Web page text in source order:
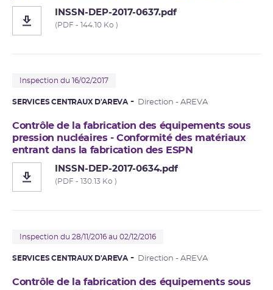
INSSN-DEP-2017-0637.pdf
(PDF - 144.10 Ko )
Inspection du 16/02/2017
SERVICES CENTRAUX D'AREVA Direction - AREVA
Contrôle de la fabrication des équipements sous
pression nucléaires - Conformité des matériaux
entrant dans la fabrication des ESPN
INSSN-DEP-2017-0634.pdf
(PDF - 130.13 Ko )
Inspection du 28/11/2016 au 02/12/2016
SERVICES CENTRAUX D'AREVA Direction - AREVA
Contrôle de la fabrication des équipements sous